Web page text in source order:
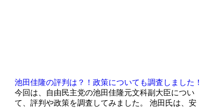
池田佳隆の評判は？！政策についても調査しました！
今回は、自由民主党の池田佳隆元文科副大臣につい
て、評判や政策を調査してみました。 池田氏は、安